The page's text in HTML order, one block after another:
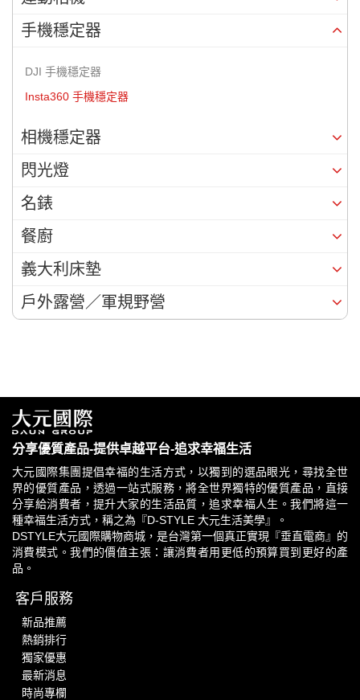
手機穩定器
DJI 手機穩定器
Insta360 手機穩定器
相機穩定器
閃光燈
名錶
餐廚
義大利床墊
戶外露營／軍規野營
分享優質產品-提供卓越平台-追求幸福生活
大元國際集團提倡幸福的生活方式，以獨到的選品眼光，尋找全世
界的優質產品，透過一站式服務，將全世界獨特的優質產品，直接
分享給消費者，提升大家的生活品質，追求幸福人生。我們將這一
種幸福生活方式，稱之為『D-STYLE 大元生活美學』。
DSTYLE大元國際購物商城，是台灣第一個真正實現『垂直電商』的
消費模式。我們的價值主張：讓消費者用更低的預算買到更好的產
品。
客戶服務
新品推薦
熱銷排行
獨家優惠
最新消息
時尚專欄